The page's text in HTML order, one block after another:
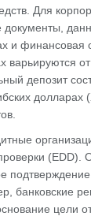
Для
документы,
и финансовая
варьируются
депозит
долларах
(EDD).
банковские
цели